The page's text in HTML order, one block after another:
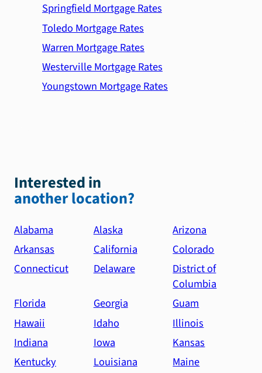
Springfield Mortgage Rates
Toledo Mortgage Rates
Warren Mortgage Rates
Westerville Mortgage Rates
Youngstown Mortgage Rates
Interested in
another location?
Alabama Alaska
Arizona
Arkansas
California
Colorado
Connecticut
Delaware
District of
Columbia
Florida
Georgia
Guam
Hawaii
Idaho
Illinois
Indiana
Iowa
Kansas
Kentucky
Louisiana
Maine